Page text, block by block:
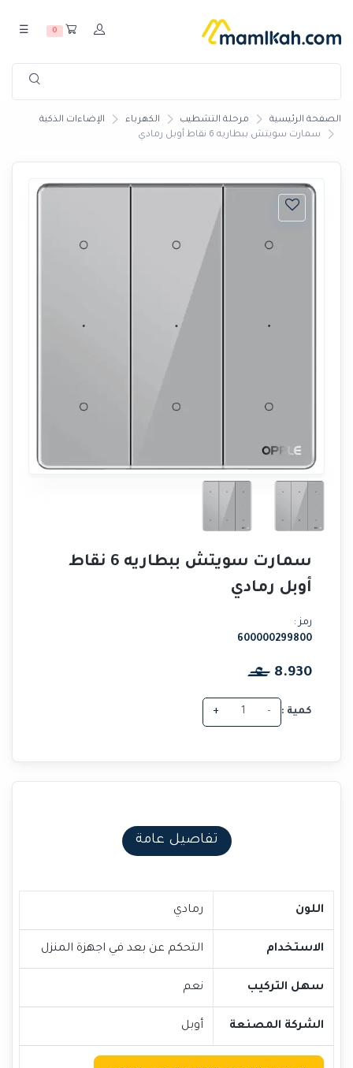
0
☰
الصفحة الرئيسية مرحلة التشطيب الكهرباء
الإضاءات الذكية
سمارت سويتش ببطاريه 6 نقاط أوبل رمادي
سمارت سويتش ببطاريه 6 نقاط
أوبل رمادي
رمز :
600000299800
8.930
كمية : -
+
تفاصيل عامة
اللون رمادي
الاستخدام التحكم عن بعد في اجهزة المنزل
سهل التركيب نعم
الشركة المصنعة أوبل